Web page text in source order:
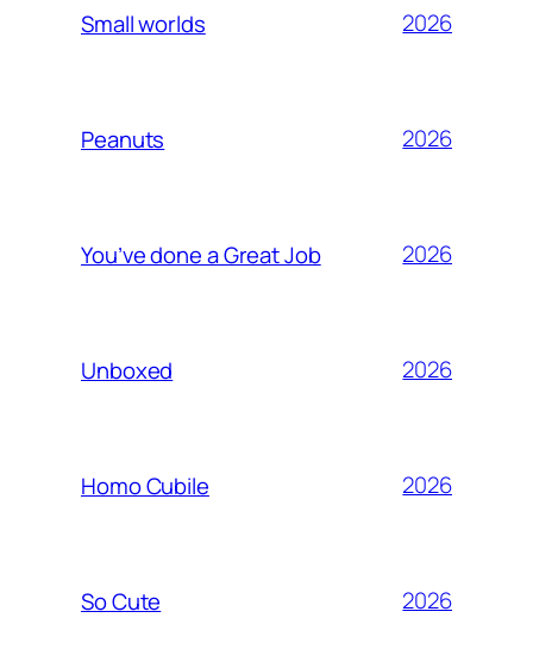
Small worlds 2026
Peanuts 2026
You’ve done a Great Job 2026
Unboxed 2026
Homo Cubile 2026
So Cute 2026